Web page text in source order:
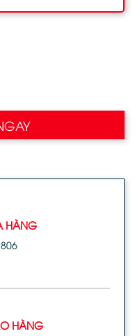
HÀNG
HÀNG